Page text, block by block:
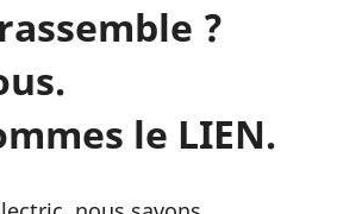
?
le LIEN.